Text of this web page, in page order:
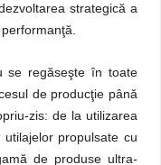
strategică a
se regăseşte în toate
de producţie până
zis: de la utilizarea
propulsate cu
de produse ultra-